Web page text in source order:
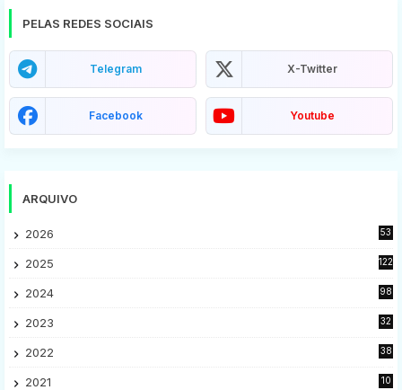
PELAS REDES SOCIAIS
Telegram X-Twitter
Facebook Youtube
ARQUIVO
2026 53
2025 122
2024 98
2023
32
2022
38
2021
10